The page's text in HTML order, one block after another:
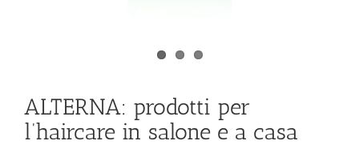
ALTERNA: prodotti per
l’haircare in salone e a casa